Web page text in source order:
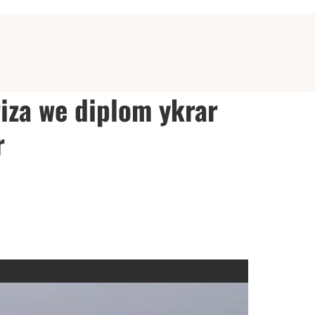
we diplom ykrar